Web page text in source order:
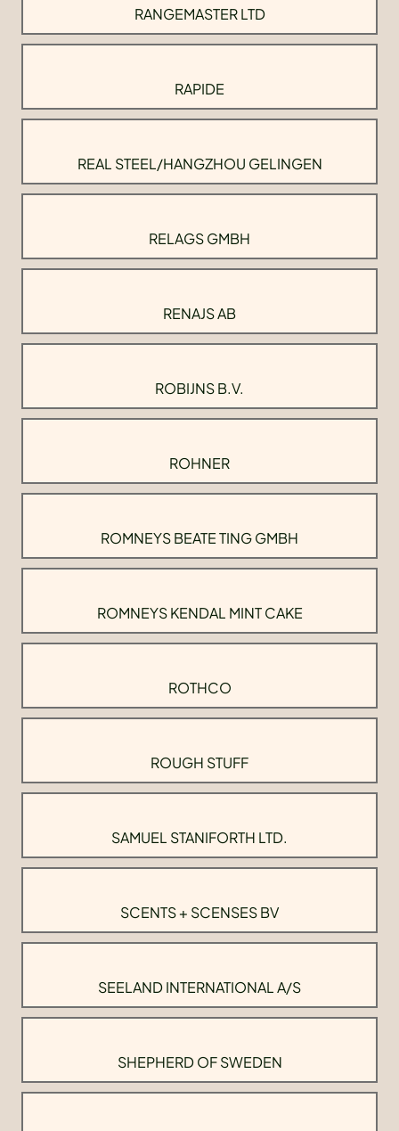
RANGEMASTER LTD
RAPIDE
REAL STEEL/HANGZHOU GELINGEN
RELAGS GMBH
RENAJS AB
ROBIJNS B.V.
ROHNER
ROMNEYS BEATE TING GMBH
ROMNEYS KENDAL MINT CAKE
ROTHCO
ROUGH STUFF
SAMUEL STANIFORTH LTD.
SCENTS + SCENSES BV
SEELAND INTERNATIONAL A/S
SHEPHERD OF SWEDEN